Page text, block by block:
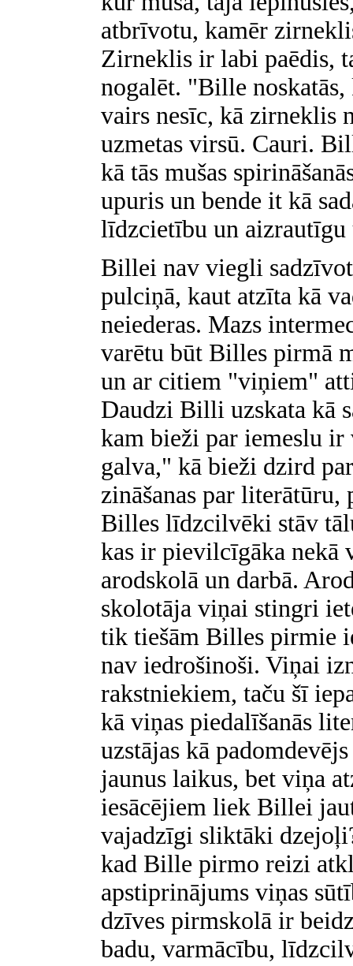
atbrīvotu, kamēr
Zirneklis ir labi paēdis,
nogalēt. "Bille
vairs nesīc, kā zirneklis
uzmetas virsū. Cauri.
kā tās mušas
upuris un bende it kā
līdzcietību un aizrautīgu
Billei nav viegli
pulciņā, kaut atzīta kā
neiederas. Mazs
varētu būt Billes pirmā
un ar citiem "viņiem"
Daudzi Billi uzskata kā
kam bieži par iemeslu ir
galva," kā bieži dzird
zināšanas par
Billes līdzcilvēki stāv
kas ir pievilcīgāka nekā
arodskolā un darbā.
skolotāja viņai stingri
tik tiešām Billes pirmie
nav iedrošinoši. Viņai
rakstniekiem, taču šī
kā viņas piedalīšanās
uzstājas kā
jaunus laikus, bet viņa
iesācējiem liek Billei
vajadzīgi sliktāki
kad Bille pirmo reizi
apstiprinājums viņas
dzīves pirmskolā ir
badu, varmācību,